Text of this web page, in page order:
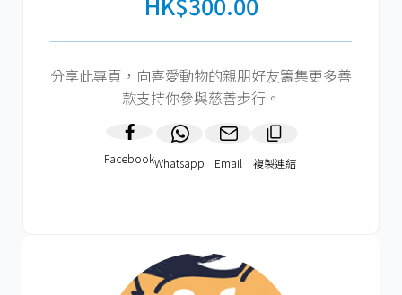
分享此專頁，向喜愛動物的親朋好友籌集更多善
款支持你參與慈善步行。
FacebookWhatsapp Email 複製連結​